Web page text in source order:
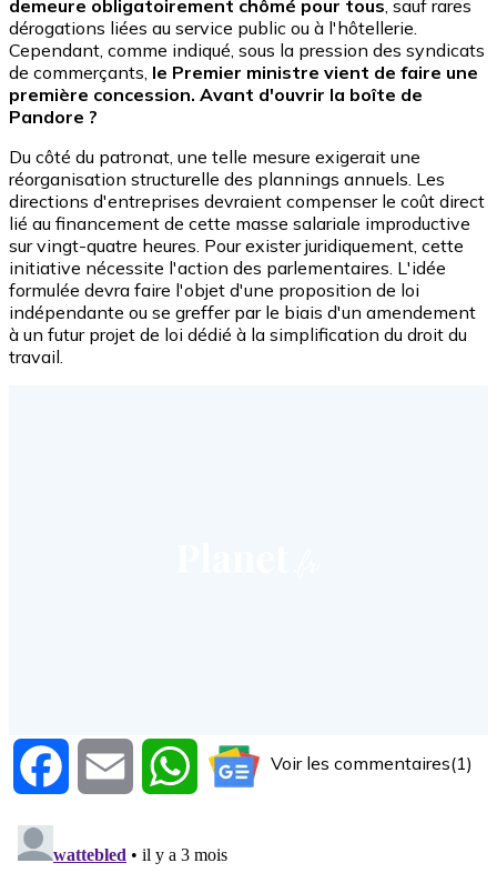
demeure obligatoirement chômé pour tous , sauf rares
dérogations liées au service public ou à l'hôtellerie.
Cependant, comme indiqué, sous la pression des syndicats
de commerçants, le Premier ministre vient de faire une
première concession. Avant d'ouvrir la boîte de
Pandore ?
Du côté du patronat, une telle mesure exigerait une
réorganisation structurelle des plannings annuels. Les
directions d'entreprises devraient compenser le coût direct
lié au financement de cette masse salariale improductive
sur vingt-quatre heures. Pour exister juridiquement, cette
initiative nécessite l'action des parlementaires. L'idée
formulée devra faire l'objet d'une proposition de loi
indépendante ou se greffer par le biais d'un amendement
à un futur projet de loi dédié à la simplification du droit du
travail.
Facebook Email WhatsAppVoir les commentaires(1)